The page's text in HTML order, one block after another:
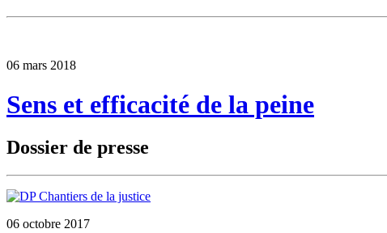
06 mars 2018
Sens et efficacité de la peine
Dossier de presse
06 octobre 2017